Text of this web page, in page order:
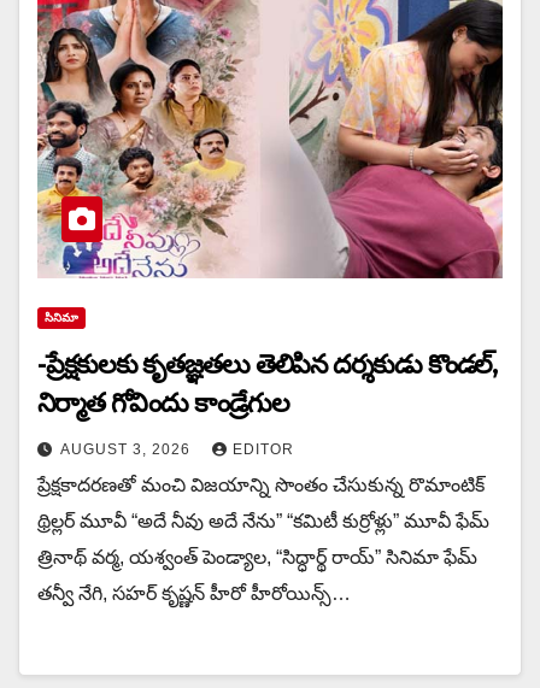
సినిమా
-ప్రేక్షకులకు కృతజ్ఞతలు తెలిపిన దర్శకుడు కొండల్,
నిర్మాత గోవిందు కాండ్రేగుల
AUGUST 3, 2026 EDITOR
ప్రేక్షకాదరణతో మంచి విజయాన్ని సొంతం చేసుకున్న రొమాంటిక్
థ్రిల్లర్ మూవీ “అదే నీవు అదే నేను” “కమిటీ కుర్రోళ్లు” మూవీ ఫేమ్
త్రినాథ్ వర్మ, యశ్వంత్ పెండ్యాల, “సిద్ధార్థ్ రాయ్” సినిమా ఫేమ్
తన్వీ నేగి, సహర్ కృష్ణన్ హీరో హీరోయిన్స్…